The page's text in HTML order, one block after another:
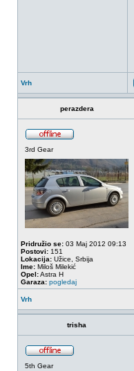
Vrh
perazdera
3rd Gear
Pridružio se: 03 Maj 2012 09:13
Postovi: 151
Lokacija: Užice, Srbija
Ime: Miloš Milekić
Opel:Astra H
Garaza: pogledaj
Vrh
trisha
5th Gear